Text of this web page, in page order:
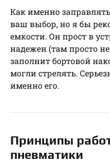
Как именно
ваш выбор, но я бы
емкости. Он прост в
надежен (там просто
заполнит бортовой
могли стрелять.
именно его.
Принципы
пневматики